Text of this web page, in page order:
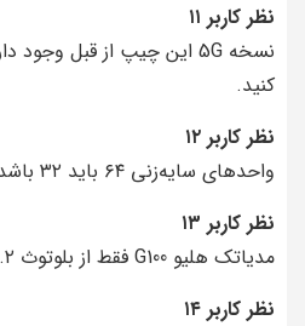
نظر کاربر ۱۱
کنید.
نظر کاربر ۱۲
واحدهای سایه‌زنی ۶۴ باید ۳۲ باشد. کل شیدرها ۱۲۸ باید ۶۴ باشد.
نظر کاربر ۱۳
مدیاتک هلیو G100 فقط از بلوتوث ۵.۲ پشتیبانی می‌کند، نه ۵.۴.
نظر کاربر ۱۴